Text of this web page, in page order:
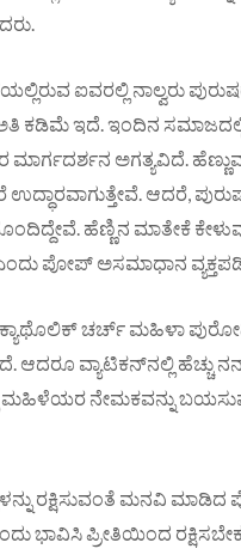
ಐವರಲ್ಲಿ ನಾಲ್ವರು
ಅತಿ ಕಡಿಮೆ ಇದೆ. ಇಂದಿನ
ಅಗತ್ಯವಿದೆ.
ಆದರೆ,
ಹೆಣ್ಣಿನ ಮಾತೇಕೆ
ಪೋಪ್ ಅಸಮಾಧಾನ
ಚರ್ಚ್ ಮಹಿಳಾ
ಆದರೂ ವ್ಯಾಟಿಕನ್‌ನಲ್ಲಿ ಹೆಚ್ಚು
ಮಹಿಳೆಯರ ನೇಮಕವನ್ನು
ರಕ್ಷಿಸುವಂತೆ ಮನವಿ
ಭಾವಿಸಿ ಪ್ರೀತಿಯಿಂದ